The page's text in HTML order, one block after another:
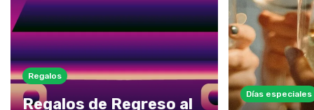
Regalos
Regalos de Regreso al
Días especiales